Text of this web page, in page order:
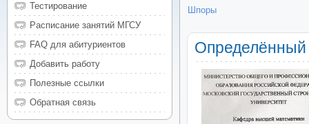
Шпоры
Определённый
Тестирование
Расписание занятий МГСУ
FAQ для абитуриентов
Добавить работу
Полезные ссылки
Обратная связь